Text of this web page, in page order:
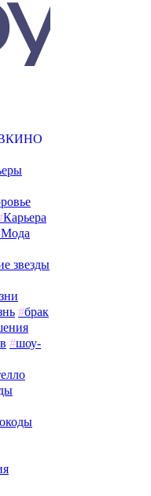
Карьера
Мода
звезды
#брак
#шоу-